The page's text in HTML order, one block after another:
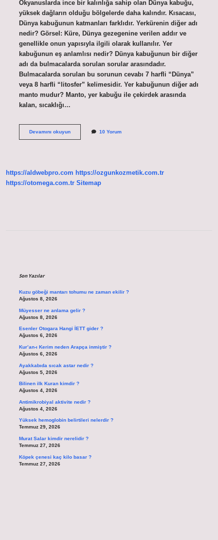
Okyanuslarda ince bir kalınlığa sahip olan Dünya kabuğu,
yüksek dağların olduğu bölgelerde daha kalındır. Kısacası,
Dünya kabuğunun katmanları farklıdır. Yerkürenin diğer adı
nedir? Görsel: Küre, Dünya gezegenine verilen addır ve
genellikle onun yapısıyla ilgili olarak kullanılır. Yer
kabuğunun eş anlamlısı nedir? Dünya kabuğunun bir diğer
adı da bulmacalarda sorulan sorular arasındadır.
Bulmacalarda sorulan bu sorunun cevabı 7 harfli “Dünya”
veya 8 harfli “litosfer” kelimesidir. Yer kabuğunun diğer adı
manto mudur? Manto, yer kabuğu ile çekirdek arasında
kalan, sıcaklığı…
Devamını okuyunYer
10 Yorum
https://aldwebpro.com https://ozgunkozmetik.com.tr
https://otomega.com.tr Sitemap
Son Yazılar
Kuzu göbeği mantarı tohumu ne zaman ekilir ?
Ağustos 8, 2026
Müyesser ne anlama gelir ?
Ağustos 8, 2026
Esenler Otogara Hangi İETT gider ?
Ağustos 6, 2026
Kur’an-ı Kerim neden Arapça inmiştir ?
Ağustos 6, 2026
Ayakkabıda sıcak astar nedir ?
Ağustos 5, 2026
Bilinen ilk Kuran kimdir ?
Ağustos 4, 2026
Antimikrobiyal aktivite nedir ?
Ağustos 4, 2026
Yüksek hemoglobin belirtileri nelerdir ?
Temmuz 29, 2026
Murat Salar kimdir nerelidir ?
Temmuz 27, 2026
Köpek çenesi kaç kilo basar ?
Temmuz 27, 2026